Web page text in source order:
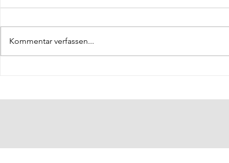
Kommentar verfassen...